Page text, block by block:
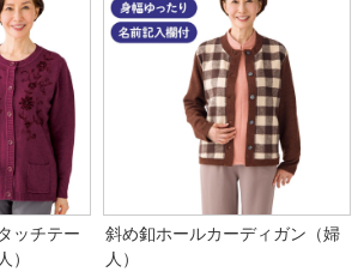
ッチテー
）
斜め釦ホールカーディガン（婦
人）